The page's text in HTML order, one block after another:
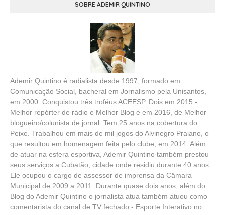
SOBRE ADEMIR QUINTINO
Ademir Quintino é radialista desde 1997, formado em
Comunicação Social, bacheral em Jornalismo pela Unisantos,
em 2000. Conquistou três troféus ACEESP. Dois em 2015 -
Melhor repórter de rádio e Melhor Blog e em 2016, de Melhor
blogueiro/colunista de jornal. Tem 25 anos na cobertura do
Peixe. Trabalhou em mais de mil jogos do Alvinegro Praiano, o
que resultou em homenagem feita pelo clube, em 2014. Além
de atuar na esfera esportiva, Ademir Quintino também prestou
seus serviços a Cubatão, cidade onde residiu durante 40 anos.
Ele ocupou o cargo de assessor de imprensa da Câmara
Municipal de 2009 a 2011. Durante quase dois anos, além do
Blog do Ademir Quintino o jornalista atua também atuou como
comentarista do canal de TV fechado - Esporte Interativo no